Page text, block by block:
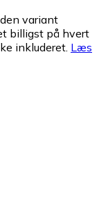
variant
billigst på hvert
inkluderet. Læs